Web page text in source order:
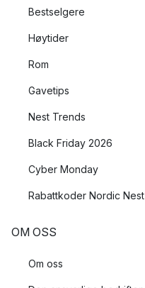
Bestselgere
Høytider
Rom
Gavetips
Nest Trends
Black Friday 2026
Cyber Monday
Rabattkoder Nordic Nest
OM OSS
Om oss